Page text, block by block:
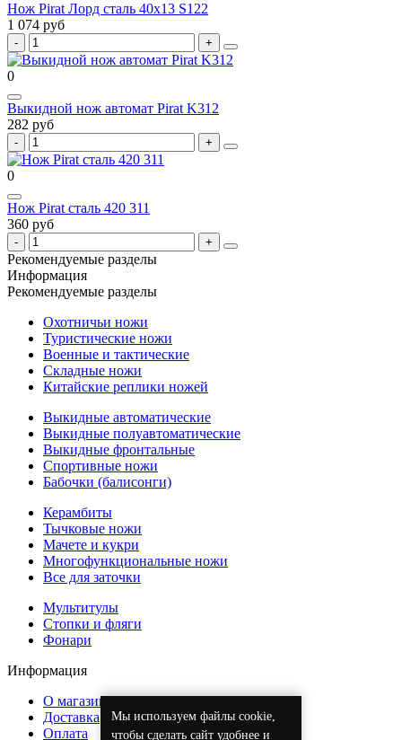
Мы используем файлы cookie,
чтобы сделать сайт удобнее и
Нож Pirat Лорд сталь 40х13 S122
1 074 руб
0
Выкидной нож автомат Pirat K312
282 руб
0
Нож Pirat сталь 420 311
360 руб
Рекомендуемые разделы
Информация
Рекомендуемые разделы
Охотничьи ножи
Туристические ножи
Военные и тактические
Складные ножи
Китайские реплики ножей
Выкидные автоматические
Выкидные полуавтоматические
Выкидные фронтальные
Спортивные ножи
Бабочки (балисонги)
Керамбиты
Тычковые ножи
Мачете и кукри
Многофункциональные ножи
Все для заточки
Мультитулы
Стопки и фляги
Фонари
Информация
О магазине
Доставка
Оплата